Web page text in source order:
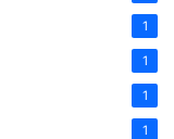
1
1
1
1